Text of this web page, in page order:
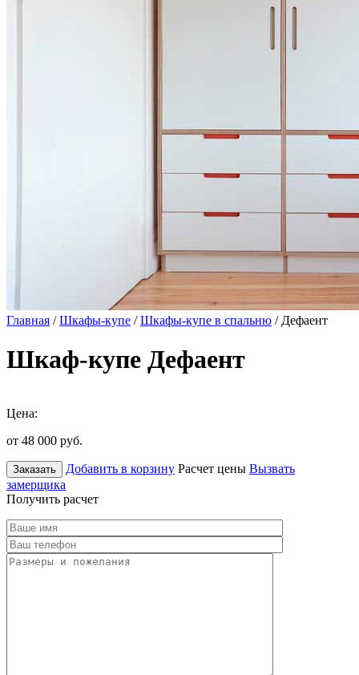
Главная /Шкафы-купе /Шкафы-купе в спальню / Дефаент
Шкаф-купе Дефаент
Цена:
от 48 000 руб.
Заказать Добавить в корзину Расчет цены Вызвать
замерщика
Получить расчет